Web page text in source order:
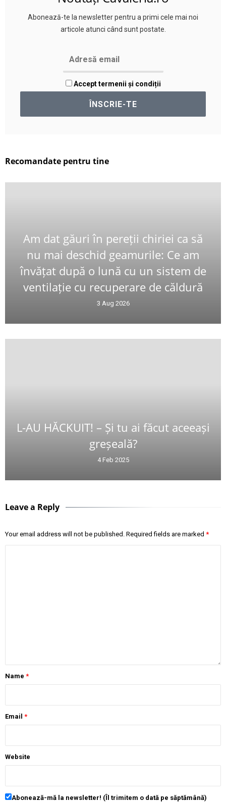
Abonează-te la newsletter pentru a primi cele mai noi
articole atunci când sunt postate.
Accept termenii și condiții
Recomandate pentru tine
Am dat găuri în pereții chiriei ca să
nu mai deschid geamurile: Ce am
învățat după o lună cu un sistem de
ventilație cu recuperare de căldură
3 Aug 2026
L-AU HĂCKUIT! – Și tu ai făcut aceeași
greșeală?
4 Feb 2025
Leave a Reply
Your email address will not be published. Required fields are marked *
Name *
Email *
Website
Abonează-mă la newsletter! (Îl trimitem o dată pe săptămână)